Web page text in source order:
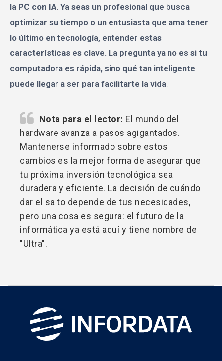
la PC con IA. Ya seas un profesional que busca
optimizar su tiempo o un entusiasta que ama tener
lo último en tecnología, entender estas
características es clave. La pregunta ya no es si tu
computadora es rápida, sino qué tan inteligente
puede llegar a ser para facilitarte la vida.
Nota para el lector: El mundo del
hardware avanza a pasos agigantados.
Mantenerse informado sobre estos
cambios es la mejor forma de asegurar que
tu próxima inversión tecnológica sea
duradera y eficiente. La decisión de cuándo
dar el salto depende de tus necesidades,
pero una cosa es segura: el futuro de la
informática ya está aquí y tiene nombre de
"Ultra".